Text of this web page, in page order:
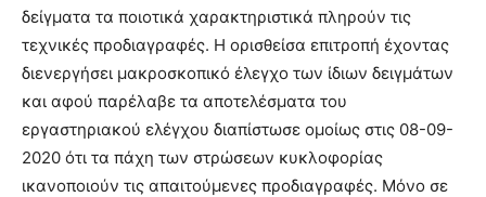
δείγματα τα ποιοτικά χαρακτηριστικά πληρούν τις
τεχνικές προδιαγραφές. Η ορισθείσα επιτροπή έχοντας
διενεργήσει μακροσκοπικό έλεγχο των ίδιων δειγμάτων
και αφού παρέλαβε τα αποτελέσματα του
εργαστηριακού ελέγχου διαπίστωσε ομοίως στις 08-09-
2020 ότι τα πάχη των στρώσεων κυκλοφορίας
ικανοποιούν τις απαιτούμενες προδιαγραφές. Μόνο σε